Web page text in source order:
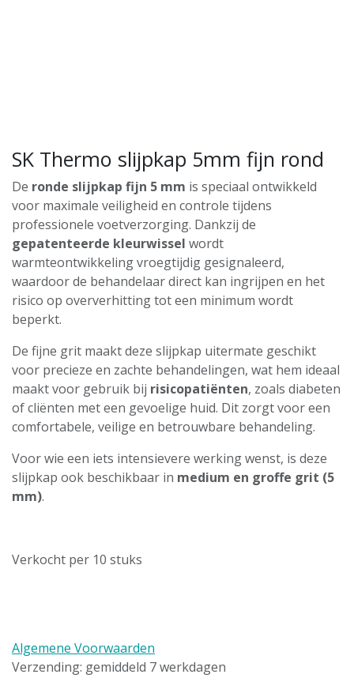
SK Thermo slijpkap 5mm fijn rond
De ronde slijpkap fijn 5 mm is speciaal ontwikkeld
voor maximale veiligheid en controle tijdens
professionele voetverzorging. Dankzij de
gepatenteerde kleurwissel wordt
warmteontwikkeling vroegtijdig gesignaleerd,
waardoor de behandelaar direct kan ingrijpen en het
risico op oververhitting tot een minimum wordt
beperkt.
De fijne grit maakt deze slijpkap uitermate geschikt
voor precieze en zachte behandelingen, wat hem ideaal
maakt voor gebruik bij risicopatiënten, zoals diabeten
of cliënten met een gevoelige huid. Dit zorgt voor een
comfortabele, veilige en betrouwbare behandeling.
Voor wie een iets intensievere werking wenst, is deze
slijpkap ook beschikbaar in medium en groffe grit (5
mm).
Verkocht per 10 stuks
Algemene Voorwaarden
Verzending: gemiddeld 7 werkdagen